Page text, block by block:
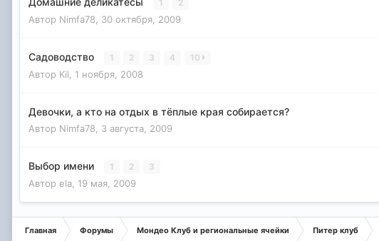
1 2
Автор Nimfa78 30 октября, 2009
Садоводство 1 2 3 4 10
Автор Kil 1 ноября, 2008
Девочки, а кто на отдых в тёплые края собирается?
Автор Nimfa78 3 августа, 2009
Выбор имени 1 2 3
Автор ela 19 мая, 2009
Главная Форумы Мондео Клуб и региональные ячейки Питер клуб